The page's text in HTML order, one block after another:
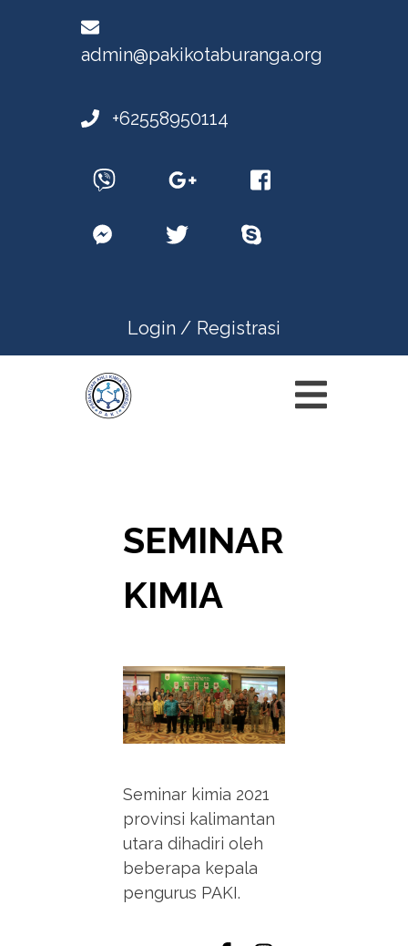
admin@pakikotaburanga.org
+62558950114
Login / Registrasi
SEMINAR
KIMIA
Seminar kimia 2021
provinsi kalimantan
utara dihadiri oleh
beberapa kepala
pengurus PAKI.